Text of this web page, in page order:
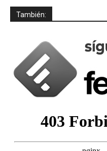
También: